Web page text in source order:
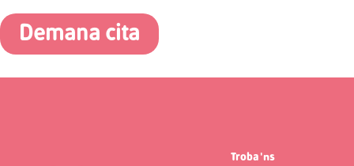
Demana cita
Troba'ns